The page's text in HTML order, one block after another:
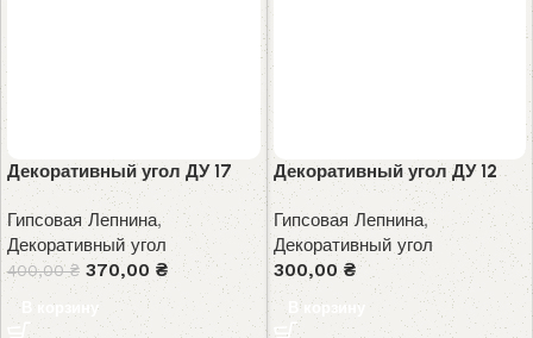
Декоративный угол ДУ 17
Гипсовая Лепнина,
Декоративный угол
400,00₴ 370,00 ₴
В корзину
Декоративный угол ДУ 12
Гипсовая Лепнина,
Декоративный угол
300,00₴
В корзину